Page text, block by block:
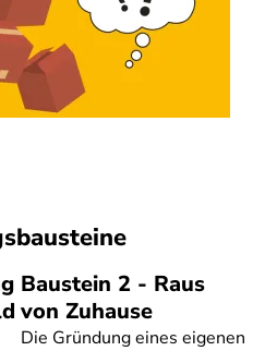
Baustein 2 - Raus
von Zuhause
Die Gründung eines eigenen